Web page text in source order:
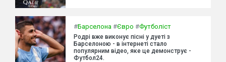
#Барселона #Євро #Футболіст
Родрі вже виконує пісні у дуеті з
Барселоною - в інтернеті стало
популярним відео, яке це демонструє -
Футбол24.